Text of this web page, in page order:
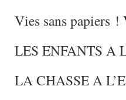
Vies sans papiers !
LES ENFANTS A
LA CHASSE A